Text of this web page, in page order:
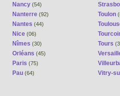
Nancy (54)
Nanterre (92)
Nantes (44)
Nice (06)
Nîmes (30)
Orléans (45)
Paris (75)
Pau (64)
Toulon
Tours
Vitry-